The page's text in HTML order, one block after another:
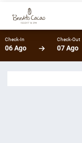
Check-In
06 Ago
Check-Out
07 Ago